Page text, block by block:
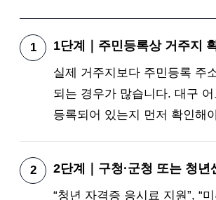
1단계｜주민등록상 거주지
실제 거주지보다 주민등록 주
되는 경우가 많습니다. 대구 어
등록되어 있는지 먼저 확인해
2단계｜구청·군청 또는 청년
“청년 자격증 응시료 지원”, “